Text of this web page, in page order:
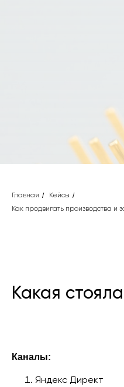
Главная / Кейсы /
Как продвигать производства и
Какая
Каналы:
Яндекс Директ